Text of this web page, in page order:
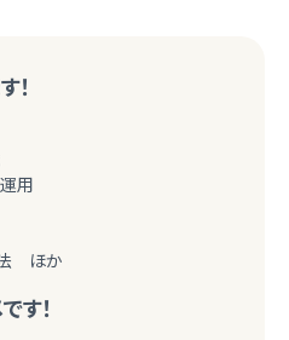
！
用
法 ほか
す！